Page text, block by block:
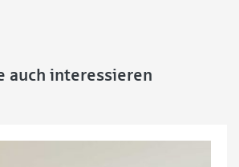
auch interessieren